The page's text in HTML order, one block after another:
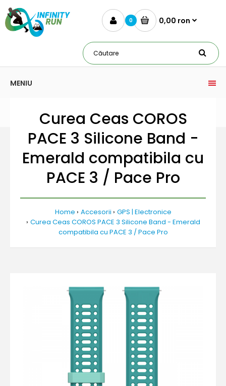
0 0,00 ron
MENIU
Curea Ceas COROS
PACE 3 Silicone Band -
Emerald compatibila cu
PACE 3 / Pace Pro
Home Accesorii
GPS | Electronice
Curea Ceas COROS PACE 3 Silicone Band - Emerald
compatibila cu PACE 3 / Pace Pro